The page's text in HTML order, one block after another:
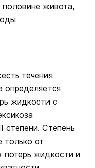
половине живота,
течения
определяется
жидкости с
степени. Степень
только от
потерь жидкости и